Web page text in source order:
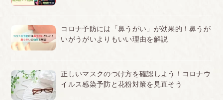
コロナ予防には「鼻うがい」が効果的！鼻うが
いがうがいよりもいい理由を解説
正しいマスクのつけ方を確認しよう！コロナウ
イルス感染予防と花粉対策を見直そう